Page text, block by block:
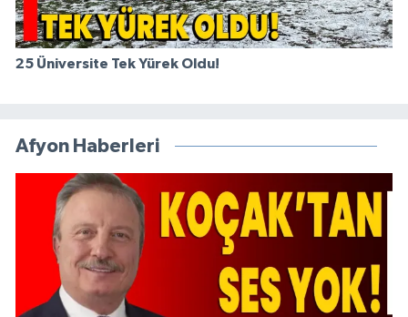
25 Üniversite Tek Yürek Oldu!
Afyon Haberleri